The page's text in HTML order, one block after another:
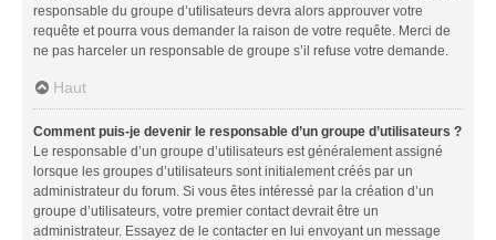
responsable du groupe d’utilisateurs devra alors approuver votre
requête et pourra vous demander la raison de votre requête. Merci de
ne pas harceler un responsable de groupe s’il refuse votre demande.
Haut
Comment puis-je devenir le responsable d’un groupe d’utilisateurs ?
Le responsable d’un groupe d’utilisateurs est généralement assigné
lorsque les groupes d’utilisateurs sont initialement créés par un
administrateur du forum. Si vous êtes intéressé par la création d’un
groupe d’utilisateurs, votre premier contact devrait être un
administrateur. Essayez de le contacter en lui envoyant un message